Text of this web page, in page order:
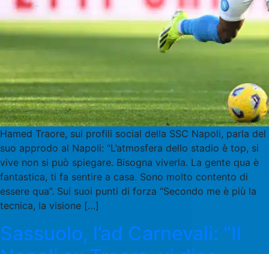
Hamed Traore, sui profili social della SSC Napoli, parla del
suo approdo al Napoli: “L’atmosfera dello stadio è top, si
vive non si può spiegare. Bisogna viverla. La gente qua è
fantastica, ti fa sentire a casa. Sono molto contento di
essere qua”. Sui suoi punti di forza “Secondo me è più la
tecnica, la visione […]
Sassuolo, l’ad Carnevali: “Il